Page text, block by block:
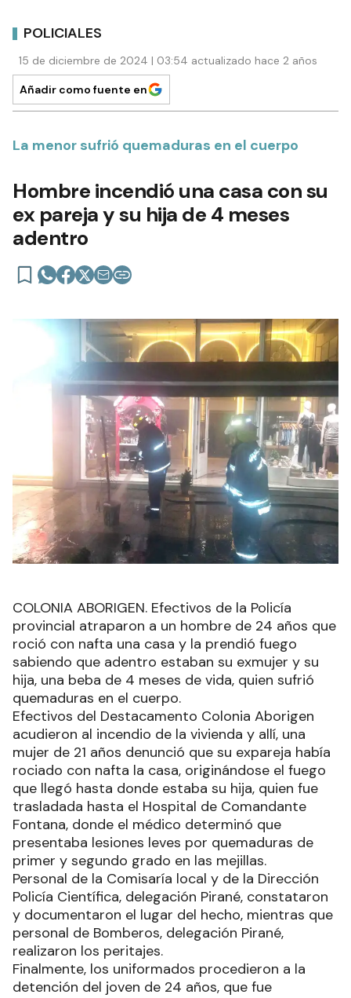
POLICIALES
15 de diciembre de 2024 | 03:54 actualizado hace 2 años
Añadir como fuente en
La menor sufrió quemaduras en el cuerpo
Hombre incendió una casa con su
ex pareja y su hija de 4 meses
adentro
COLONIA ABORIGEN. Efectivos de la Policía
provincial atraparon a un hombre de 24 años que
roció con nafta una casa y la prendió fuego
sabiendo que adentro estaban su exmujer y su
hija, una beba de 4 meses de vida, quien sufrió
quemaduras en el cuerpo.
Efectivos del Destacamento Colonia Aborigen
acudieron al incendio de la vivienda y allí, una
mujer de 21 años denunció que su expareja había
rociado con nafta la casa, originándose el fuego
que llegó hasta donde estaba su hija, quien fue
trasladada hasta el Hospital de Comandante
Fontana, donde el médico determinó que
presentaba lesiones leves por quemaduras de
primer y segundo grado en las mejillas.
Personal de la Comisaría local y de la Dirección
Policía Científica, delegación Pirané, constataron
y documentaron el lugar del hecho, mientras que
personal de Bomberos, delegación Pirané,
realizaron los peritajes.
Finalmente, los uniformados procedieron a la
detención del joven de 24 años, que fue